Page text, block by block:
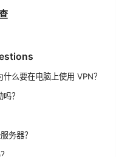
么要在电脑上使用 VPN？
？
务器？